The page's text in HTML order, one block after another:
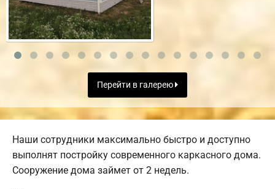
Перейти в галерею
Наши сотрудники максимально быстро и доступно
выполнят постройку современного каркасного дома.
Сооружение дома займет от 2 недель.